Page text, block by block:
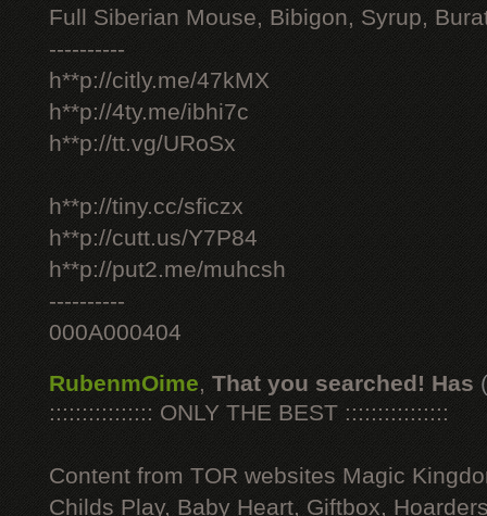
Full Siberian Mouse, Bibigon, Syrup,
----------
h**p://citly.me/47kMX
h**p://4ty.me/ibhi7c
h**p://tt.vg/URoSx
h**p://tiny.cc/sficzx
h**p://cutt.us/Y7P84
h**p://put2.me/muhcsh
----------
000A000404
RubenmOime, That you searched! Has
:::::::::::::::: ONLY THE BEST ::::::::::::::::
Content from TOR websites Magic
Childs Play, Baby Heart, Giftbox,